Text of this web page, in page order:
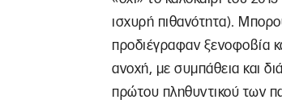
ισχυρή πιθανότητα).
προδιέγραφαν ξενοφοβία
ανοχή, με συμπάθεια και
πρώτου πληθυντικού των